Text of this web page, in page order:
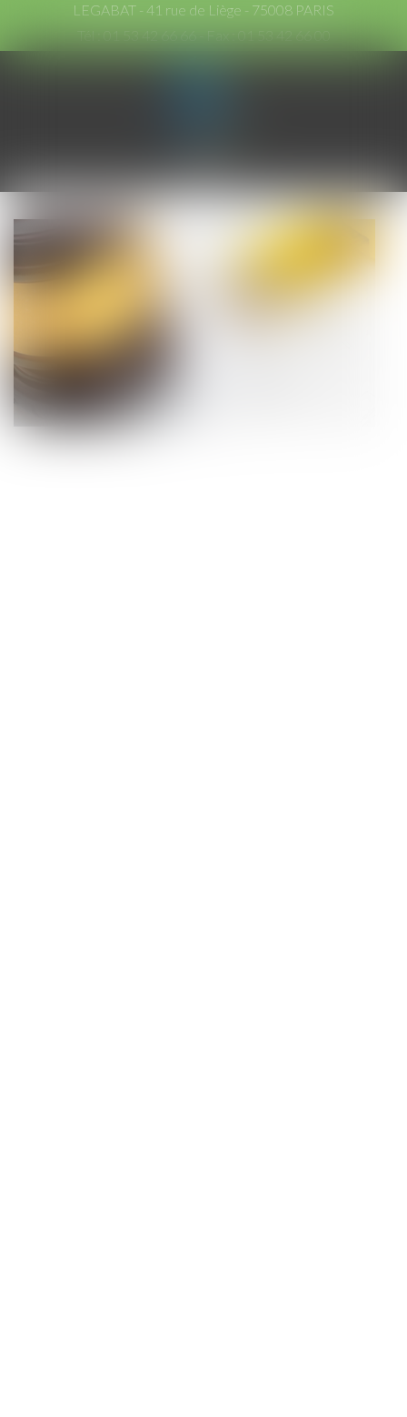
LEGABAT - 41 rue de Liège - 75008 PARIS
Ouvrir
le